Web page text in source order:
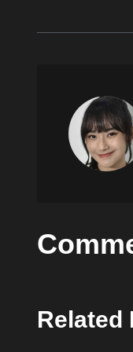
Related